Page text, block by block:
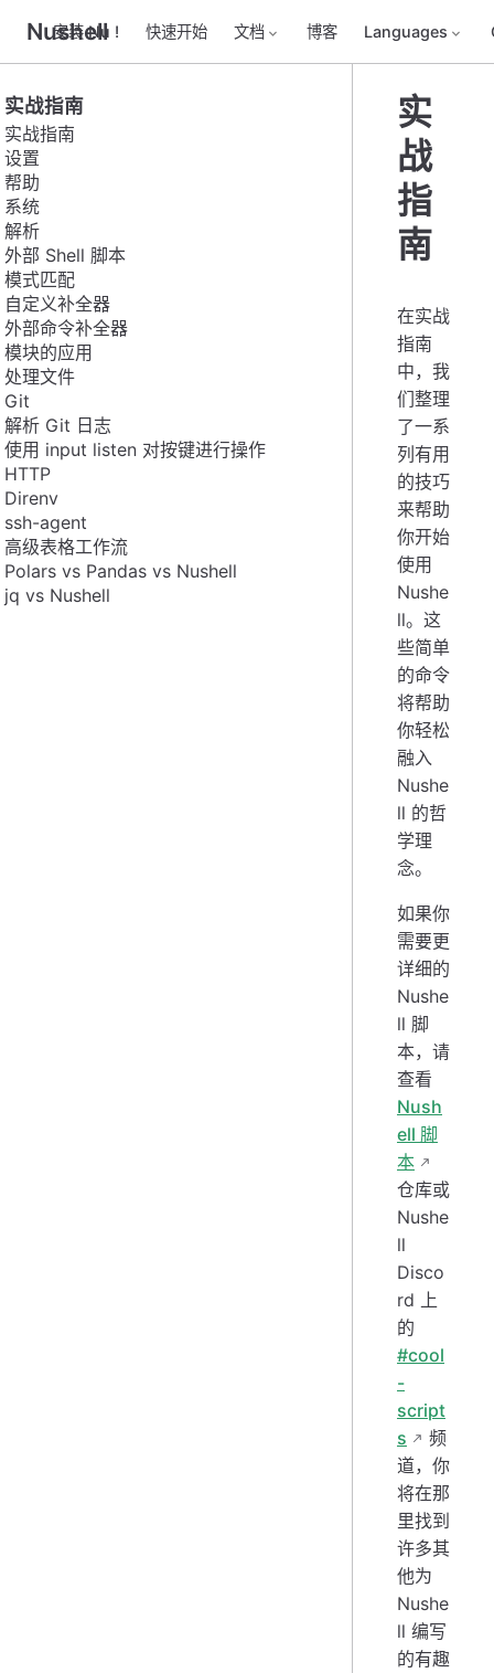
Nushell
安装 Nu ! 快速开始 文档 博客 Languages
实战指南
实战指南
设置
帮助
系统
解析
外部 Shell 脚本
模式匹配
自定义补全器
外部命令补全器
模块的应用
处理文件
Git
解析 Git 日志
使用 input listen 对按键进行操作
HTTP
Direnv
ssh-agent
高级表格工作流
Polars vs Pandas vs Nushell
jq vs Nushell
实
战
指
南
在实战
指南
中，我
们整理
了一系
列有用
的技巧
来帮助
你开始
使用
Nushe
ll。这
些简单
的命令
将帮助
你轻松
融入
Nushe
ll 的哲
学理
念。
如果你
需要更
详细的
Nushe
ll 脚
本，请
查看
Nush
ell 脚
本
仓库或
Nushe
ll
Disco
rd 上
的
#cool
-
script
s
频
道，你
将在那
里找到
许多其
他为
Nushe
ll 编写
的有趣